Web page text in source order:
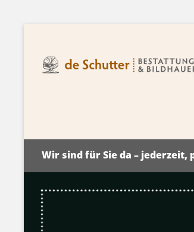
Wir sind für Sie da – jederzeit,